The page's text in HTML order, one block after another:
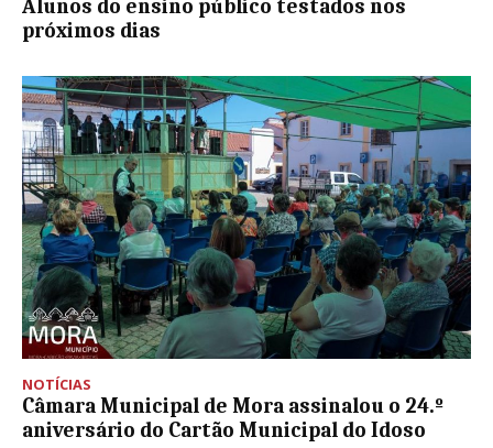
Alunos do ensino público testados nos
próximos dias
NOTÍCIAS
Câmara Municipal de Mora assinalou o 24.º
aniversário do Cartão Municipal do Idoso